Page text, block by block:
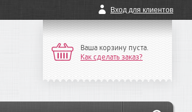
Вход для клиентов
Ваша корзину пуста.
Как сделать заказ?